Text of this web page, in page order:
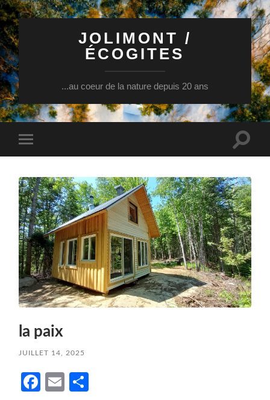
JOLIMONT /
ÉCOGITES
...au coeur de la nature depuis 20 ans
mobile
Toggle
la paix
JUILLET 14, 2025
Facebook
Email